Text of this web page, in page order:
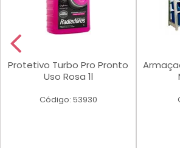
Protetivo Turbo Pro Pronto
Uso Rosa 1l
Código: 53930